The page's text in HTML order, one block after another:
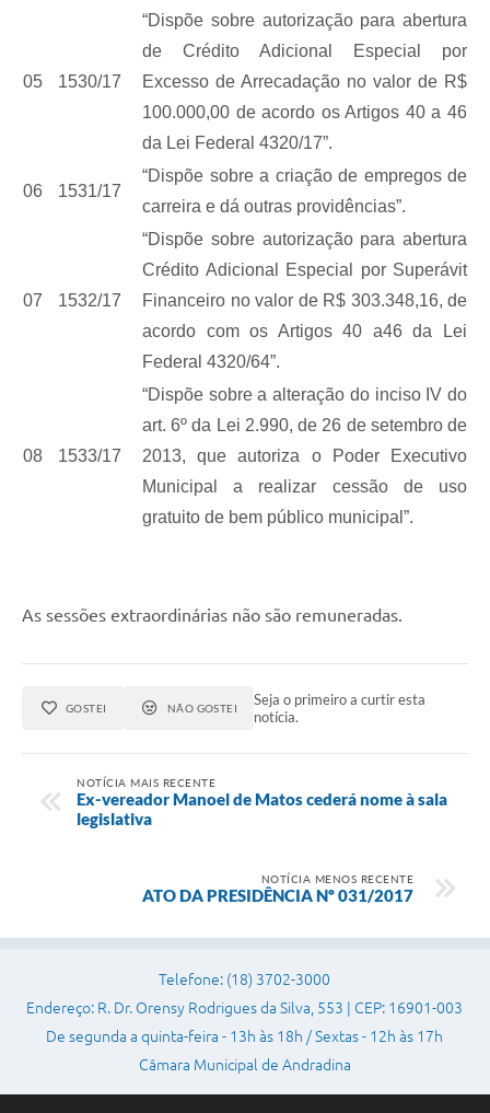
05 1530/17
“Dispõe sobre autorização para abertura
de Crédito Adicional Especial por
Excesso de Arrecadação no valor de R$
100.000,00 de acordo os Artigos 40 a 46
da Lei Federal 4320/17”.
06 1531/17
“Dispõe sobre a criação de empregos de
carreira e dá outras providências”.
07 1532/17
“Dispõe sobre autorização para abertura
Crédito Adicional Especial por Superávit
Financeiro no valor de R$ 303.348,16, de
acordo com os Artigos 40 a46 da Lei
Federal 4320/64”.
08 1533/17
“Dispõe sobre a alteração do inciso IV do
art. 6º da Lei 2.990, de 26 de setembro de
2013, que autoriza o Poder Executivo
Municipal a realizar cessão de uso
gratuito de bem público municipal”.
As sessões extraordinárias não são remuneradas.
GOSTEI NÃO GOSTEI
Seja o primeiro a curtir esta
notícia.
NOTÍCIA MAIS RECENTE
Ex-vereador Manoel de Matos cederá nome à sala
legislativa
NOTÍCIA MENOS RECENTE
ATO DA PRESIDÊNCIA Nº 031/2017
Telefone: (18) 3702-3000
Endereço: R. Dr. Orensy Rodrigues da Silva, 553 | CEP: 16901-003
De segunda a quinta-feira - 13h às 18h / Sextas - 12h às 17h
Câmara Municipal de Andradina